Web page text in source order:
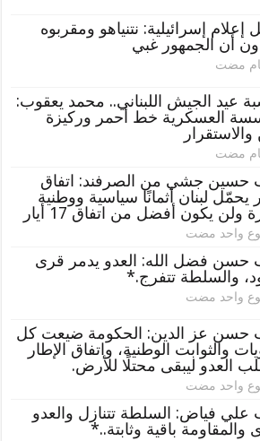
إعلام إسرائيلية: نتنياهو ومقربوه
أن الجمهور غبي
عيد الجيش اللبناني.. محمد يعقوب:
العسكرية خط أحمر وركيزة
والاستقرار
حسين جشي من الصرفند: اتفاق
يحمّل لبنان أثمانًا سياسية ووطنية
ولن يكون أفضل من اتفاق 17 أيار
واحد مضت
حسن فضل الله: العدو يدمر قرى
والسلطة تتفرج.*
واحد مضت
حسن عز الدين: الحكومة ضيعت كل
والثوابت الوطنية، واتفاق الإطار
العدو ليبقى محتلًا للأرض.
واحد مضت
علي فياض: السلطة تتنازل والعدو
والمقاومة باقية وثابتة..*